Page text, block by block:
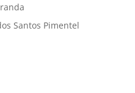
Santos Pimentel